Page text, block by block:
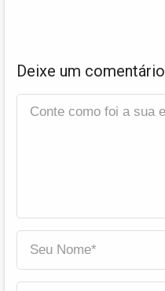
Deixe um comentário